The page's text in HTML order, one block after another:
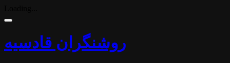
روشنگران قادسیه